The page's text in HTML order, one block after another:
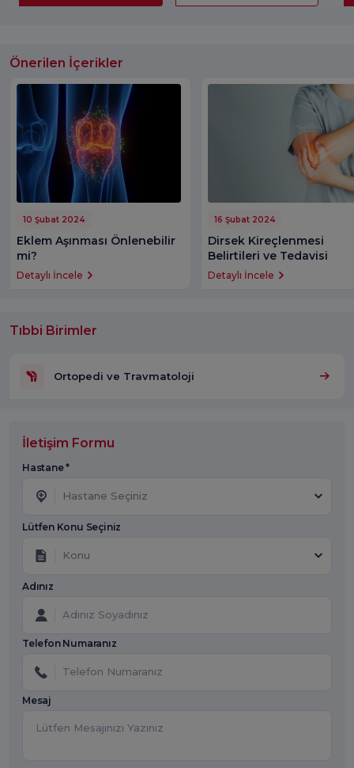
Önerilen İçerikler
10 Şubat 2024
Eklem Aşınması Önlenebilir
mi?
Detaylı İncele
16 Şubat 2024
Dirsek Kireçlenmesi
Belirtileri ve Tedavisi
Detaylı İncele
Tıbbi Birimler
Ortopedi ve Travmatoloji
İletişim Formu
Hastane *
Hastane Seçiniz
Lütfen Konu Seçiniz
Konu
Adınız
Telefon Numaranız
Mesaj